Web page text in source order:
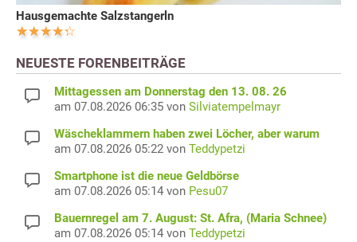
Hausgemachte Salzstangerln
NEUESTE FORENBEITRÄGE
Mittagessen am Donnerstag den 13. 08. 26
am 07.08.2026 06:35 von Silviatempelmayr
Wäscheklammern haben zwei Löcher, aber warum
am 07.08.2026 05:22 von Teddypetzi
Smartphone ist die neue Geldbörse
am 07.08.2026 05:14 von Pesu07
Bauernregel am 7. August: St. Afra, (Maria Schnee)
am 07.08.2026 05:14 von Teddypetzi